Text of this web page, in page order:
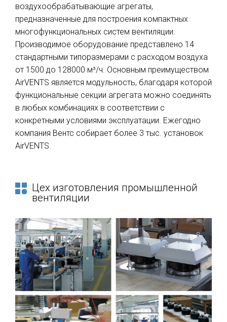
воздухообрабатывающие агрегаты,
предназначенные для построения компактных
многофункциональных систем вентиляции.
Производимое оборудование представлено 14
стандартными типоразмерами с расходом воздуха
от 1500 до 128000 м³/ч. Основным преимуществом
AirVENTS является модульность, благодаря которой
функциональные секции агрегата можно соединять
в любых комбинациях в соответствии с
конкретными условиями эксплуатации. Ежегодно
компания Вентс собирает более 3 тыс. установок
AirVENTS.
Цех изготовления промышленной
вентиляции